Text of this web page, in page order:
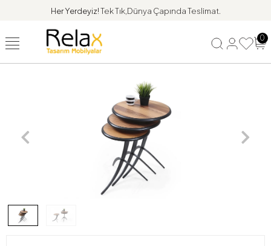
Her Yerdeyiz!Tek Tık,Dünya Çapında Teslimat.
0